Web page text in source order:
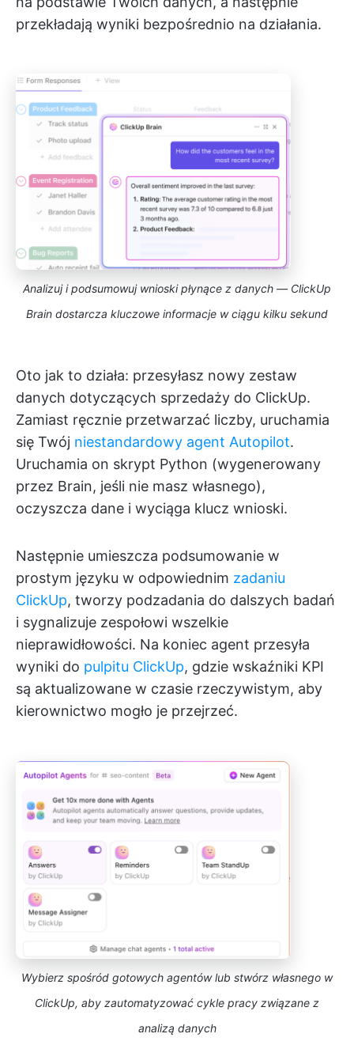
przekładają wyniki bezpośrednio na działania.
Analizuj i podsumowuj wnioski płynące z danych — ClickUp
Brain dostarcza kluczowe informacje w ciągu kilku sekund
Oto jak to działa: przesyłasz nowy zestaw
danych dotyczących sprzedaży do ClickUp.
Zamiast ręcznie przetwarzać liczby, uruchamia
się Twój niestandardowy agent Autopilot.
Uruchamia on skrypt Python (wygenerowany
przez Brain, jeśli nie masz własnego),
oczyszcza dane i wyciąga klucz wnioski.
Następnie umieszcza podsumowanie w
prostym języku w odpowiednim zadaniu
ClickUp, tworzy podzadania do dalszych badań
i sygnalizuje zespołowi wszelkie
nieprawidłowości. Na koniec agent przesyła
wyniki do pulpitu ClickUp, gdzie wskaźniki KPI
są aktualizowane w czasie rzeczywistym, aby
kierownictwo mogło je przejrzeć.
Wybierz spośród gotowych agentów lub stwórz własnego w
ClickUp, aby zautomatyzować cykle pracy związane z
analizą danych